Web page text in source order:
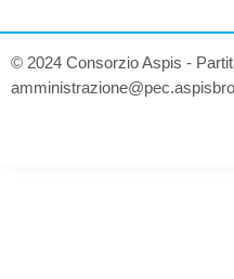
© 2024 Consorzio Aspis -